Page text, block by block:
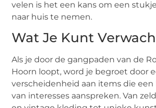
velen is het een kans om een
naar huis te nemen.
Wat Je Kunt
Als je door de gangpaden van de
Hoorn loopt, word je begroet door
verscheidenheid aan items die een
van interesses aanspreken. Van